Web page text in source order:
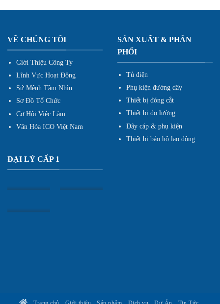
VỀ CHÚNG TÔI
Giới Thiệu Công Ty
Lĩnh Vực Hoạt Động
Sứ Mệnh Tầm Nhìn
Sơ Đồ Tổ Chức
Cơ Hội Việc Làm
Văn Hóa ICO Việt Nam
SẢN XUẤT & PHÂN
PHỐI
Tủ điện
Phụ kiện đường dây
Thiết bị đóng cắt
Thiết bị đo lường
Dây cáp & phụ kiện
Thiết bị bảo hộ lao động
ĐẠI LÝ CẤP 1